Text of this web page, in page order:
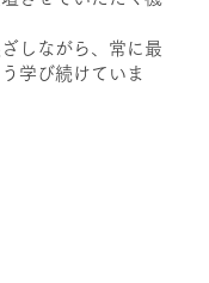
しながら、常に最
学び続けていま